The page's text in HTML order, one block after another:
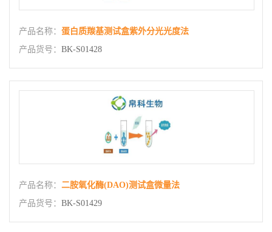
产品名称： 蛋白质羰基测试盒紫外分光光度法
产品货号： BK-S01428
产品名称： 二胺氧化酶(DAO)测试盒微量法
产品货号： BK-S01429